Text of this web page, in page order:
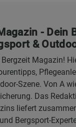
- Dein
&
Magazin!
Szene. Von A
Das
liefert
Bergsport-